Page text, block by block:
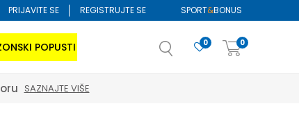
SPORT&BONUS
PRIJAVITE SE REGISTRUJTE SE
POPUSTI 0
0
SAZNAJTE VIŠE